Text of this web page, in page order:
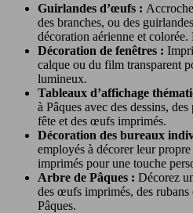
Guirlandes d’œufs :
des branches, ou des
décoration aérienne et
Décoration de fenêtres :
calque ou du film transparent
lumineux.
Tableaux d’affichage
à Pâques avec des dessins,
fête et des œufs imprimés.
Décoration des bureaux
employés à décorer leur
imprimés pour une touche
Arbre de Pâques : Décorez
des œufs imprimés, des rubans
Pâques.